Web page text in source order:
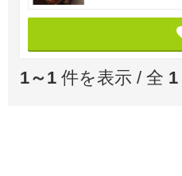
1～1 件を表示 / 全 1